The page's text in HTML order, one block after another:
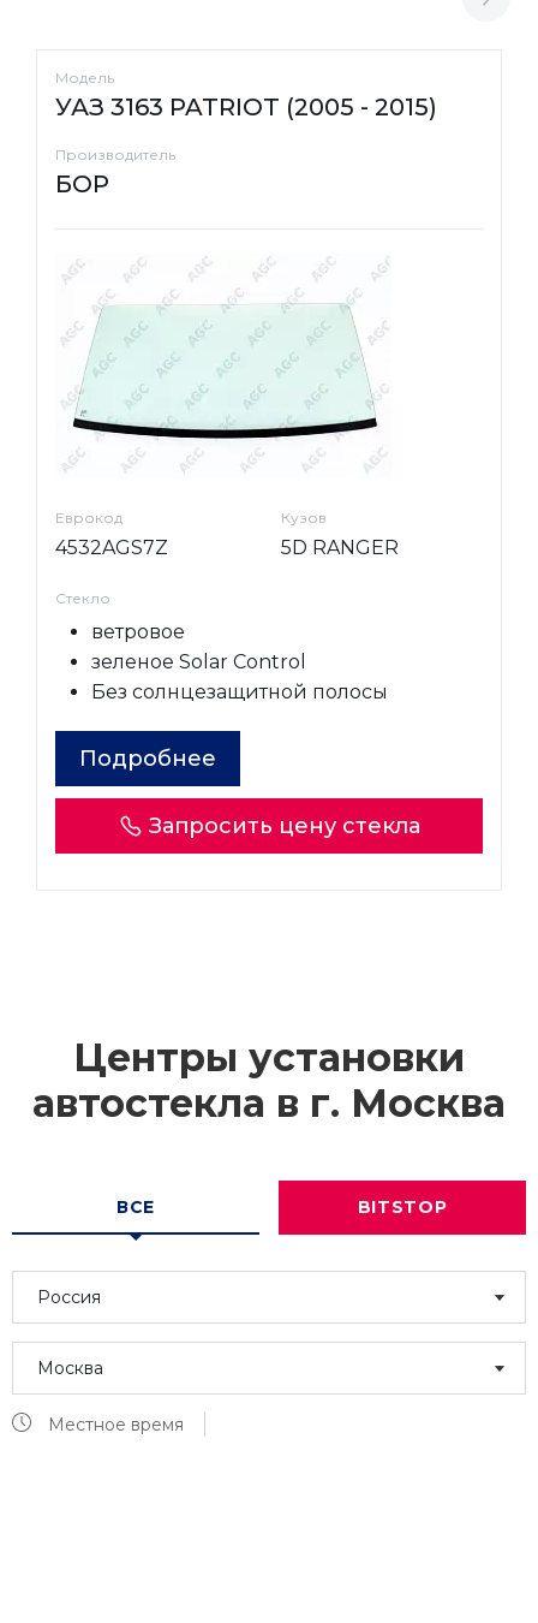
Модель
УАЗ 3163 PATRIOT (2005 - 2015)
Производитель
БОР
Еврокод
4532AGS7Z
Кузов
5D RANGER
Стекло
ветровое
зеленое Solar Control
Без солнцезащитной полосы
Подробнее
Запросить цену стекла
Центры установки
автостекла в г. Москва
ВСЕ BITSTOP
Россия
Москва
Местное время